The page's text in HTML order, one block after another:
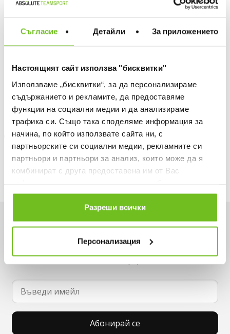
Съгласие Детайли За приложението
Настоящият сайт използва "бисквитки"
Използваме „бисквитки“, за да персонализираме
съдържанието и рекламите, да предоставяме
функции на социални медии и да анализираме
трафика си. Също така споделяме информация за
начина, по който използвате сайта ни, с
партньорските си социални медии, рекламните си
партньори и партньори за анализ, които може да я
комбинират с друга предоставена им от Вас
ползването от Ваша страна на услугите им.
Разреши всички
Персонализация
30 ДНИ БЕЗПЛАТНО ВРЪЩАНЕ
Информация за продукта
Описание
Доставка
Наличност в магазините
Искаш да си първи в списъка ни?
Вземи -15% за първа поръчка и не пропускай
нито една оферта.
Абонирай се